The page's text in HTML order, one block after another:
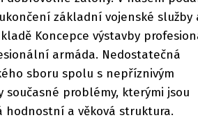
základní vojenské služby
Koncepce výstavby
armáda. Nedostatečná
sboru spolu s nepříznivým
současné problémy, kterými jsou
a věková struktura.